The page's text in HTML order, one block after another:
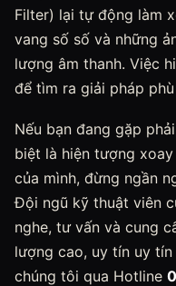
Filter) lại tự động làm
vang số số và những
lượng âm thanh. Việc
để tìm ra giải pháp
Nếu bạn đang gặp
biệt là hiện tượng
của mình, đừng ngần
Đội ngũ kỹ thuật viên
nghe, tư vấn và cung
lượng cao, uy tín uy
chúng tôi qua Hotline